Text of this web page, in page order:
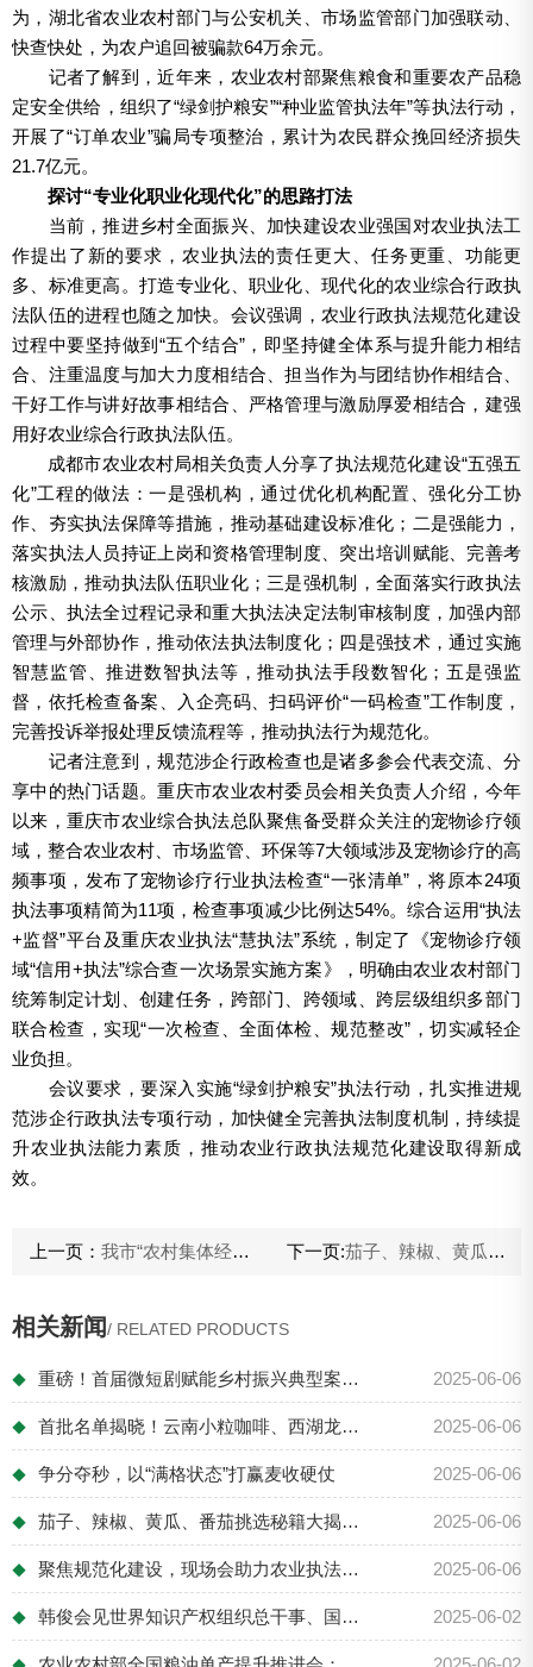
为，湖北省农业农村部门与公安机关、市场监管部门加强联动、
快查快处，为农户追回被骗款64万余元。
记者了解到，近年来，农业农村部聚焦粮食和重要农产品稳
定安全供给，组织了“绿剑护粮安”“种业监管执法年”等执法行动，
开展了“订单农业”骗局专项整治，累计为农民群众挽回经济损失
21.7亿元。
探讨“专业化职业化现代化”的思路打法
当前，推进乡村全面振兴、加快建设农业强国对农业执法工
作提出了新的要求，农业执法的责任更大、任务更重、功能更
多、标准更高。打造专业化、职业化、现代化的农业综合行政执
法队伍的进程也随之加快。会议强调，农业行政执法规范化建设
过程中要坚持做到“五个结合”，即坚持健全体系与提升能力相结
合、注重温度与加大力度相结合、担当作为与团结协作相结合、
干好工作与讲好故事相结合、严格管理与激励厚爱相结合，建强
用好农业综合行政执法队伍。
成都市农业农村局相关负责人分享了执法规范化建设“五强五
化”工程的做法：一是强机构，通过优化机构配置、强化分工协
作、夯实执法保障等措施，推动基础建设标准化；二是强能力，
落实执法人员持证上岗和资格管理制度、突出培训赋能、完善考
核激励，推动执法队伍职业化；三是强机制，全面落实行政执法
公示、执法全过程记录和重大执法决定法制审核制度，加强内部
管理与外部协作，推动依法执法制度化；四是强技术，通过实施
智慧监管、推进数智执法等，推动执法手段数智化；五是强监
督，依托检查备案、入企亮码、扫码评价“一码检查”工作制度，
完善投诉举报处理反馈流程等，推动执法行为规范化。
记者注意到，规范涉企行政检查也是诸多参会代表交流、分
享中的热门话题。重庆市农业农村委员会相关负责人介绍，今年
以来，重庆市农业综合执法总队聚焦备受群众关注的宠物诊疗领
域，整合农业农村、市场监管、环保等7大领域涉及宠物诊疗的高
频事项，发布了宠物诊疗行业执法检查“一张清单”，将原本24项
执法事项精简为11项，检查事项减少比例达54%。综合运用“执法
+监督”平台及重庆农业执法“慧执法”系统，制定了《宠物诊疗领
域“信用+执法”综合查一次场景实施方案》，明确由农业农村部门
统筹制定计划、创建任务，跨部门、跨领域、跨层级组织多部门
联合检查，实现“一次检查、全面体检、规范整改”，切实减轻企
业负担。
会议要求，要深入实施“绿剑护粮安”执法行动，扎实推进规
范涉企行政执法专项行动，加快健全完善执法制度机制，持续提
升农业执法能力素质，推动农业行政执法规范化建设取得新成
效。
上一页： 我市“农村集体经济经理人”发展态势稳中有进 下一页:茄子、辣椒、黄瓜、番茄挑选秘籍大揭秘！
相关新闻/ RELATED PRODUCTS
◆ 重磅！首届微短剧赋能乡村振兴典型案例征集... 2025-06-06
◆ 首批名单揭晓！云南小粒咖啡、西湖龙井茶荣... 2025-06-06
◆ 争分夺秒，以“满格状态”打赢麦收硬仗 2025-06-06
◆ 茄子、辣椒、黄瓜、番茄挑选秘籍大揭秘！ 2025-06-06
◆ 聚焦规范化建设，现场会助力农业执法能力素... 2025-06-06
◆ 韩俊会见世界知识产权组织总干事、国际植物... 2025-06-02